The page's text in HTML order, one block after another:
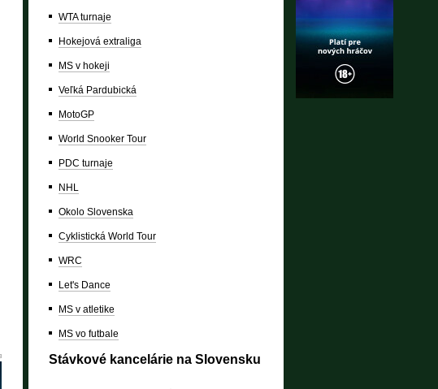
WTA turnaje
Hokejová extraliga
MS v hokeji
Veľká Pardubická
MotoGP
World Snooker Tour
PDC turnaje
NHL
Okolo Slovenska
Cyklistická World Tour
WRC
Let's Dance
MS v atletike
MS vo futbale
Stávkové kancelárie na Slovensku